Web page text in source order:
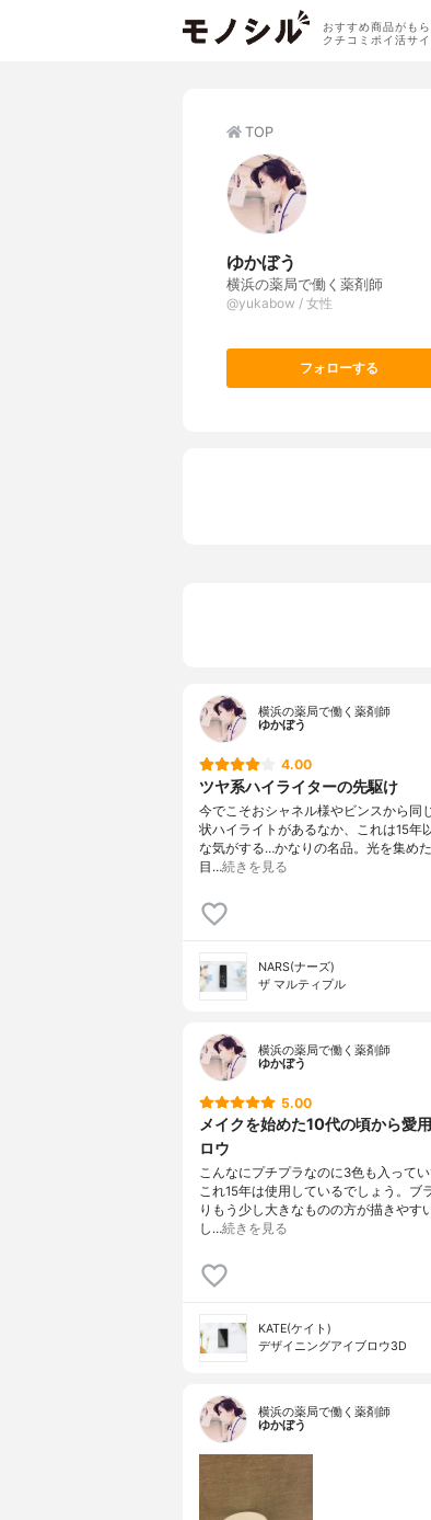
おすすめ商品がも
クチコミポイ活サイ
TOP
ゆかぼう
横浜の薬局で働く薬剤師
@yukabow / 女性
フォローする
横浜の薬局で働く薬剤師
ゆかぼう
4.00
ツヤ系ハイライターの先駆け
今でこそおシャネル様やビンスから同
状ハイライトがあるなか、これは15年
な気がする…かなりの名品。光を集め
目…続きを見る
NARS(ナーズ)
ザ マルティプル
横浜の薬局で働く薬剤師
ゆかぼう
5.00
メイクを始めた10代の頃から愛
ロウ
こんなにプチプラなのに3色も入って
これ15年は使用しているでしょう。ブ
りもう少し大きなものの方が描きやす
し…続きを見る
KATE(ケイト)
デザイニングアイブロウ3D
横浜の薬局で働く薬剤師
ゆかぼう